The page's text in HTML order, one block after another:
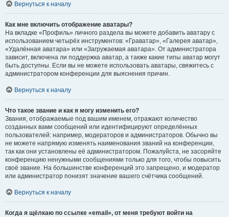
Вернуться к началу
Как мне включить отображение аватары?
На вкладке «Профиль» личного раздела вы можете добавить аватару с
использованием четырёх инструментов: «Граватар», «Галерея аватар»,
«Удалённая аватара» или «Загружаемая аватара». От администратора
зависит, включена ли поддержка аватар, а также какие типы аватар могут
быть доступны. Если вы не можете использовать аватары, свяжитесь с
администратором конференции для выяснения причин.
Вернуться к началу
Что такое звание и как я могу изменить его?
Звания, отображаемые под вашим именем, отражают количество
созданных вами сообщений или идентифицируют определённых
пользователей: например, модераторов и администраторов. Обычно вы
не можете напрямую изменять наименования званий на конференции,
так как они установлены её администратором. Пожалуйста, не засоряйте
конференцию ненужными сообщениями только для того, чтобы повысить
своё звание. На большинстве конференций это запрещено, и модератор
или администратор понизят значение вашего счётчика сообщений.
Вернуться к началу
Когда я щёлкаю по ссылке «email», от меня требуют войти на